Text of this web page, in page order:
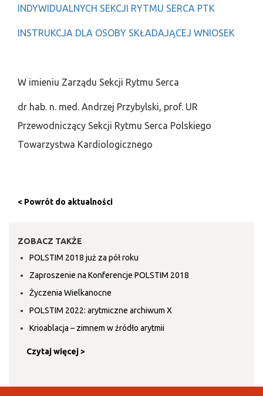
INDYWIDUALNYCH SEKCJI RYTMU SERCA PTK
INSTRUKCJA DLA OSOBY SKŁADAJĄCEJ WNIOSEK
W imieniu Zarządu Sekcji Rytmu Serca
dr hab. n. med. Andrzej Przybylski, prof. UR
Przewodniczący Sekcji Rytmu Serca Polskiego
Towarzystwa Kardiologicznego
< Powrót do aktualności
ZOBACZ TAKŻE
POLSTIM 2018 już za pół roku
Zaproszenie na Konferencje POLSTIM 2018
Życzenia Wielkanocne
POLSTIM 2022: arytmiczne archiwum X
Krioablacja – zimnem w źródło arytmii
Czytaj więcej >